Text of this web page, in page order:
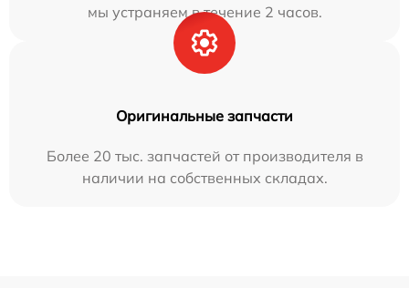
мы устраняем в течение 2 часов.
Оригинальные запчасти
Более 20 тыс. запчастей от производителя в
наличии на собственных складах.